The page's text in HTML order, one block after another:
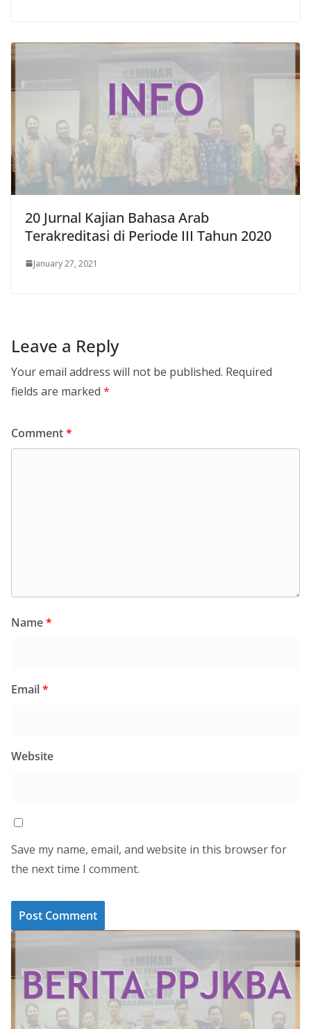
20 Jurnal Kajian Bahasa Arab
Terakreditasi di Periode III Tahun 2020
January 27, 2021
Leave a Reply
Your email address will not be published. Required
fields are marked *
Comment*
Name*
Email*
Website
Save my name, email, and website in this browser for
the next time I comment.